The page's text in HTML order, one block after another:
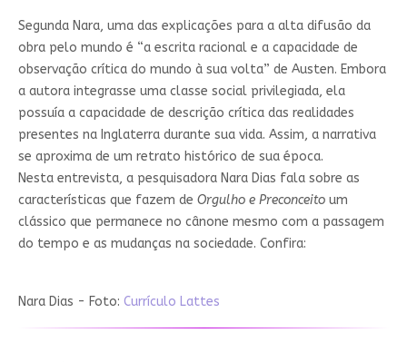
Segunda Nara, uma das explicações para a alta difusão da
obra pelo mundo é “a escrita racional e a capacidade de
observação crítica do mundo à sua volta” de Austen. Embora
a autora integrasse uma classe social privilegiada, ela
possuía a capacidade de descrição crítica das realidades
presentes na Inglaterra durante sua vida. Assim, a narrativa
se aproxima de um retrato histórico de sua época.
Nesta entrevista, a pesquisadora Nara Dias fala sobre as
características que fazem de Orgulho e Preconceitoum
clássico que permanece no cânone mesmo com a passagem
do tempo e as mudanças na sociedade. Confira:
Nara Dias - Foto: Currículo Lattes